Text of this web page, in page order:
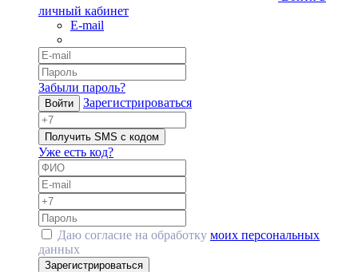
личный кабинет
E-mail
Забыли пароль?
Войти Зарегистрироваться
Получить SMS с кодом
Уже есть код?
Даю согласие на обработку моих персональных
данных
Зарегистрироваться